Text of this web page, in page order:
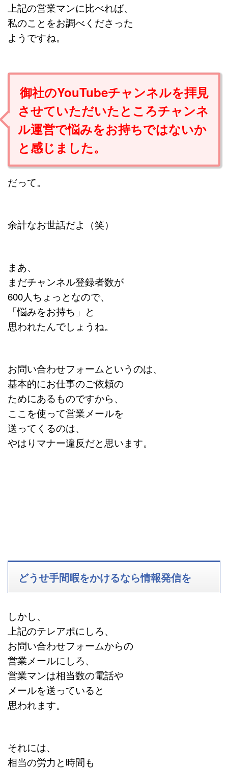
上記の営業マンに比べれば、
私のことをお調べくださった
ようですね。
御社のYouTubeチャンネルを拝見
させていただいたところチャンネ
ル運営で悩みをお持ちではないか
と感じました。
だって。
余計なお世話だよ（笑）
まあ、
まだチャンネル登録者数が
600人ちょっとなので、
「悩みをお持ち」と
思われたんでしょうね。
お問い合わせフォームというのは、
基本的にお仕事のご依頼の
ためにあるものですから、
ここを使って営業メールを
送ってくるのは、
やはりマナー違反だと思います。
どうせ手間暇をかけるなら情報発信を
しかし、
上記のテレアポにしろ、
お問い合わせフォームからの
営業メールにしろ、
営業マンは相当数の電話や
メールを送っていると
思われます。
それには、
相当の労力と時間も